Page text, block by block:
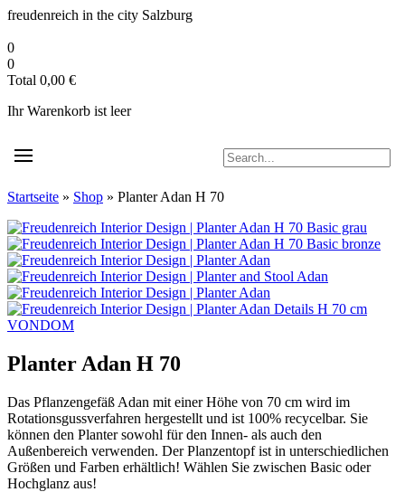
Zum
springen
freudenreich in the city Salzburg
0
0
Total 0,00 €
Ihr Warenkorb ist leer
Startseite » Shop » Planter Adan H 70
VONDOM
Planter Adan H 70
Das Pflanzengefäß Adan mit einer Höhe von 70 cm wird im
Rotationsgussverfahren hergestellt und ist 100% recycelbar. Sie
können den Planter sowohl für den Innen- als auch den
Außenbereich verwenden. Der Planzentopf ist in unterschiedlichen
Größen und Farben erhältlich! Wählen Sie zwischen Basic oder
Hochglanz aus!